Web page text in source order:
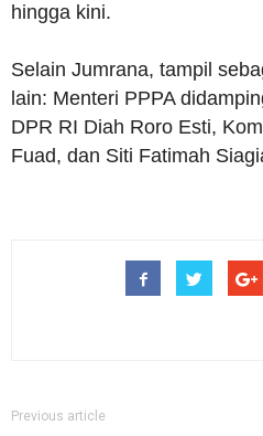
hingga kini.
Selain Jumrana, tampil
lain: Menteri PPPA
DPR RI Diah Roro Esti,
Fuad, dan Siti Fatimah
Previous article